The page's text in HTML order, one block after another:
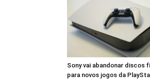
Sony vai abandonar discos
para novos jogos da